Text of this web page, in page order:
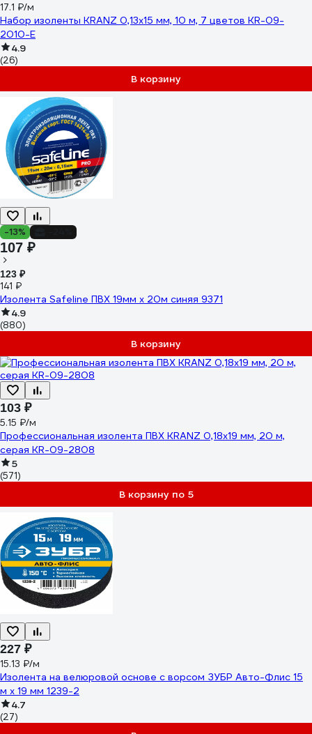
17.1 ₽/м
Набор изоленты KRANZ 0,13х15 мм, 10 м, 7 цветов KR-09-
2010-E
4.9
(26)
В корзину
-13%
107 ₽
123 ₽
141 ₽
Изолента Safeline ПВХ 19мм х 20м синяя 9371
4.9
(880)
В корзину
103 ₽
5.15 ₽/м
Профессиональная изолента ПВХ KRANZ 0,18х19 мм, 20 м,
серая KR-09-2808
5
(571)
В корзину по 5
227 ₽
15.13 ₽/м
Изолента на велюровой основе с ворсом ЗУБР Авто-Флис 15
м х 19 мм 1239-2
4.7
(27)